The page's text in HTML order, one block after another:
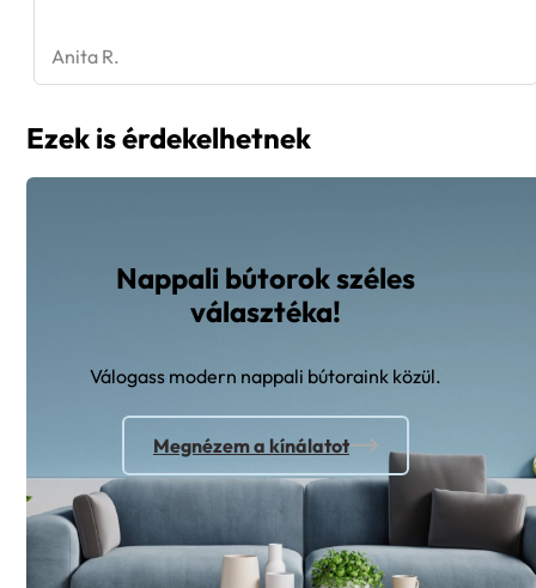
Anita R.
Ezek is érdekelhetnek
Nappali bútorok széles
választéka!
Válogass modern nappali bútoraink közül.
Megnézem a kínálatot